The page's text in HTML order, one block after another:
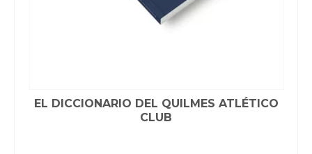
EL DICCIONARIO DEL QUILMES ATLÉTICO
CLUB